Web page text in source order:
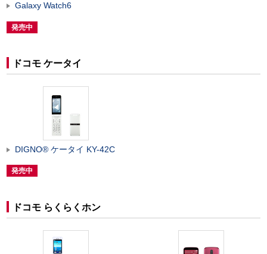
Galaxy Watch6
発売中
ドコモ ケータイ
DIGNO® ケータイ KY-42C
発売中
ドコモ らくらくホン